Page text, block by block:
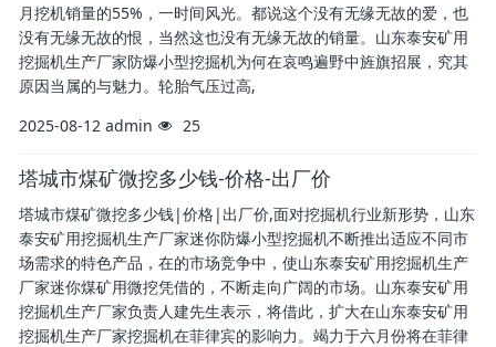
月挖机销量的55%，一时间风光。都说这个没有无缘无故的爱，也
没有无缘无故的恨，当然这也没有无缘无故的销量。山东泰安矿用
挖掘机生产厂家防爆小型挖掘机为何在哀鸣遍野中旌旗招展，究其
原因当属的与魅力。轮胎气压过高,
2025-08-12 admin 25
塔城市煤矿微挖多少钱-价格-出厂价
塔城市煤矿微挖多少钱|价格|出厂价,面对挖掘机行业新形势，山东
泰安矿用挖掘机生产厂家迷你防爆小型挖掘机不断推出适应不同市
场需求的特色产品，在的市场竞争中，使山东泰安矿用挖掘机生产
厂家迷你煤矿用微挖凭借的，不断走向广阔的市场。山东泰安矿用
挖掘机生产厂家负责人建先生表示，将借此，扩大在山东泰安矿用
挖掘机生产厂家挖掘机在菲律宾的影响力。竭力于六月份将在菲律